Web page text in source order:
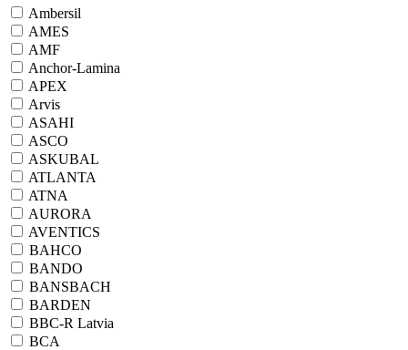
Ambersil
AMES
AMF
Anchor-Lamina
APEX
Arvis
ASAHI
ASCO
ASKUBAL
ATLANTA
ATNA
AURORA
AVENTICS
BAHCO
BANDO
BANSBACH
BARDEN
BBC-R Latvia
BCA